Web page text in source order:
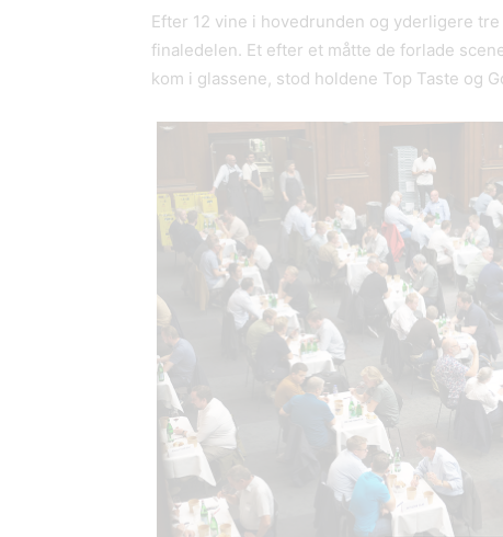
Efter 12 vine i hovedrunden og yderligere
finaledelen. Et efter et måtte de forlade
kom i glassene, stod holdene Top Taste og